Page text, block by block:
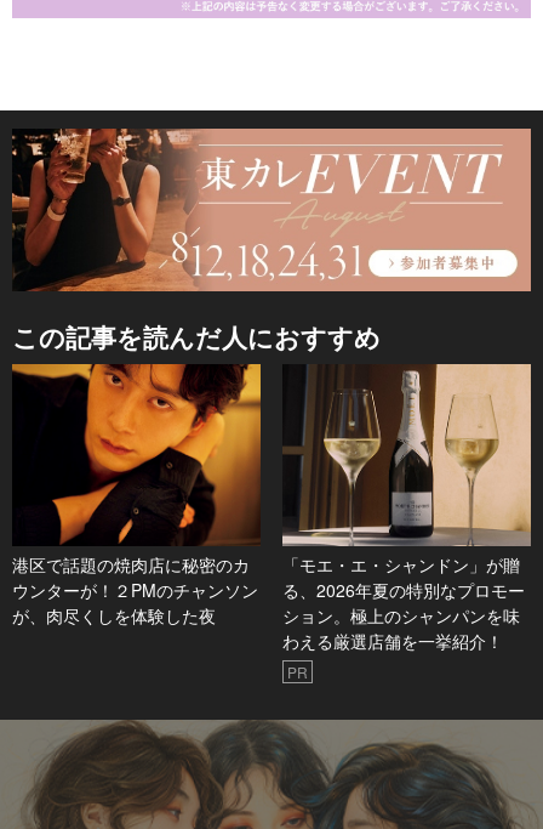
この記事を読んだ人におすすめ
港区で話題の焼肉店に秘密のカ
ウンターが！２PMのチャンソン
が、肉尽くしを体験した夜
「モエ・エ・シャンドン」が贈
る、2026年夏の特別なプロモー
ション。極上のシャンパンを味
わえる厳選店舗を一挙紹介！
PR